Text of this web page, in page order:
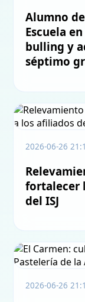
Alumno
Escuela
bulling y
séptimo
2026-06-26
fortalecer
del ISJ
2026-06-26